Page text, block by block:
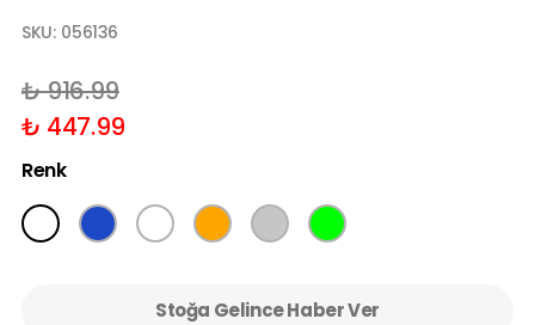
SKU: 056136
₺ 916.99
₺ 447.99
Renk
Stoğa Gelince Haber Ver